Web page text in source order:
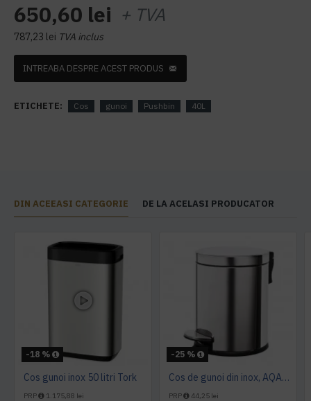
650,60 lei + TVA
787,23 lei TVA inclus
INTREABA DESPRE ACEST PRODUS
ETICHETE: Cos gunoi Pushbin 40L
DIN ACEEASI CATEGORIE DE LA ACELASI PRODUCATOR
-18 %
Cos gunoi inox 50 litri Tork
PRP 1.175,88 lei
-25 %
Cos de gunoi din inox, AQAS 5L
PRP 44,25 lei